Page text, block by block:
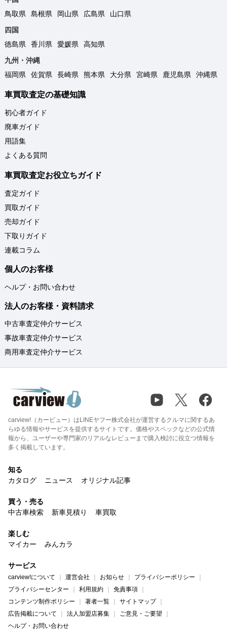
鳥取県
島根県 岡山県 広島県
山口県
四国
徳島県
香川県 愛媛県
高知県
九州・沖縄
福岡県
佐賀県 長崎県 熊本県 大分県 宮崎県 鹿児島県 沖縄県
車買取査定の基礎知識
初心者ガイド
廃車ガイド
用語集
よくある質問
車買取査定お役立ちガイド
査定ガイド
買取ガイド
売却ガイド
下取りガイド
連載コラム
個人のお客様
ヘルプ・お問い合わせ
法人のお客様・資料請求
中古車査定仲介サービス
事故車査定仲介サービス
商用車査定仲介サービス
carview!（カービュー）はLINEヤフー株式会社が運営するクルマに関するあ
らゆる情報やサービスを提供するサイトです。価格やスペックなどの公式情
報から、ユーザーや専門家のリアルなレビューまで購入検討に役立つ情報を
多く掲載しています。
知る
カタログ
ニュース オリジナル記事
買う・売る
中古車検索
新車見積り 車買取
楽しむ
マイカー
みんカラ
サービス
carview!について 運営会社 お知らせ
プライバシーポリシー
プライバシーセンター
利用規約
免責事項
コンテンツ制作ポリシー
著者一覧
サイトマップ
広告掲載について
法人加盟店募集
ご意見・ご要望
ヘルプ・お問い合わせ